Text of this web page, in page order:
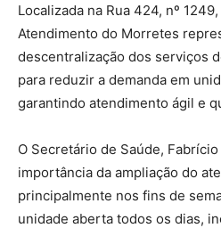
Localizada na Rua 424, nº
Atendimento do Morretes
descentralização dos serviços
para reduzir a demanda em
garantindo atendimento ágil e
O Secretário de Saúde,
importância da ampliação do
principalmente nos fins de
unidade aberta todos os dias,